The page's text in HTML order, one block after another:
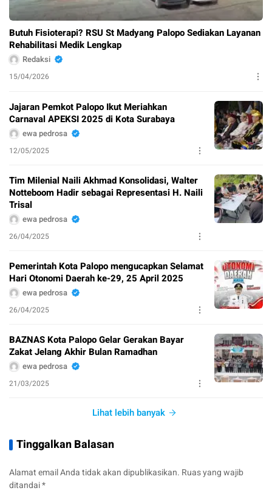
Butuh Fisioterapi? RSU St Madyang Palopo Sediakan Layanan
Rehabilitasi Medik Lengkap
Redaksi
15/04/2026
Jajaran Pemkot Palopo Ikut Meriahkan
Carnaval APEKSI 2025 di Kota Surabaya
ewa pedrosa
12/05/2025
Tim Milenial Naili Akhmad Konsolidasi, Walter
Notteboom Hadir sebagai Representasi H. Naili
Trisal
ewa pedrosa
26/04/2025
Pemerintah Kota Palopo mengucapkan Selamat
Hari Otonomi Daerah ke-29, 25 April 2025
ewa pedrosa
26/04/2025
BAZNAS Kota Palopo Gelar Gerakan Bayar
Zakat Jelang Akhir Bulan Ramadhan
ewa pedrosa
21/03/2025
Lihat lebih banyak
Tinggalkan Balasan
Alamat email Anda tidak akan dipublikasikan. Ruas yang wajib
ditandai*